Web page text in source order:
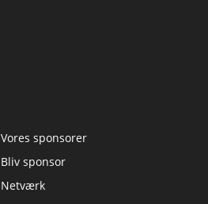
Vores sponsorer
Bliv sponsor
Netværk